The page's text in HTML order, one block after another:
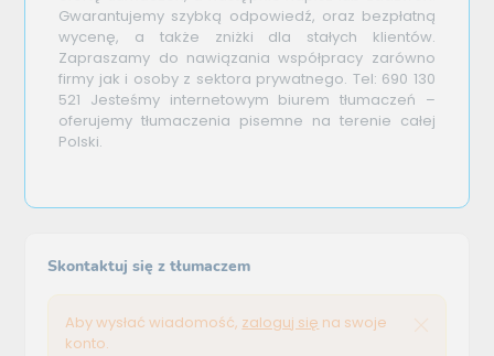
Gwarantujemy szybką odpowiedź, oraz bezpłatną
wycenę, a także zniżki dla stałych klientów.
Zapraszamy do nawiązania współpracy zarówno
firmy jak i osoby z sektora prywatnego. Tel: 690 130
521 Jesteśmy internetowym biurem tłumaczeń –
oferujemy tłumaczenia pisemne na terenie całej
Polski.
Skontaktuj się z tłumaczem
Aby wysłać wiadomość, zaloguj się na swoje
konto.